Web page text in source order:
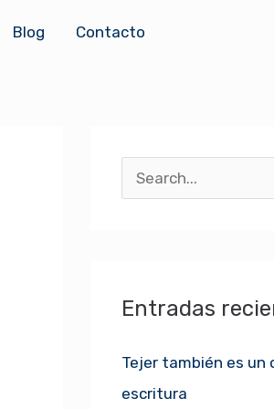
Blog Contacto
a
p
o
Entradas
Tejer también es un
escritura